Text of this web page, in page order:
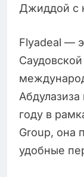
Джиддой с
Flyadeal —
году в
Group, она
удобные